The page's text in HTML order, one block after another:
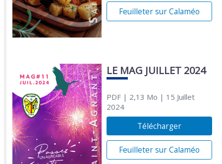
Feuilleter sur Calaméo
LE MAG JUILLET 2024
PDF| 2,13 Mo | 15 Juillet
2024
Télécharger
Feuilleter sur Calaméo